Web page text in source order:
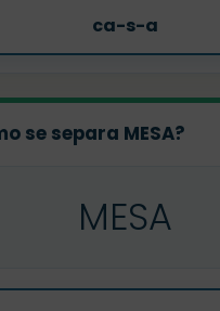
ca-s-a
se separa MESA?
MESA